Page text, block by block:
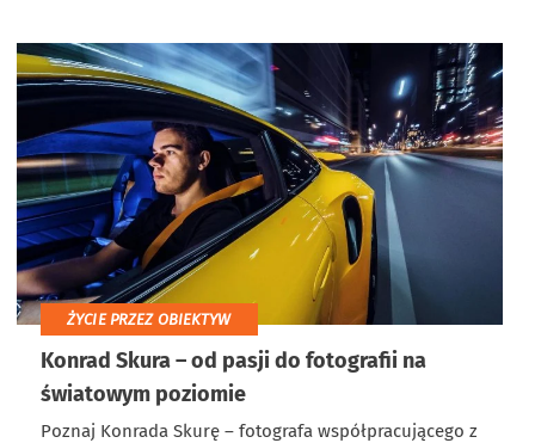
ŻYCIE PRZEZ OBIEKTYW
Konrad Skura – od pasji do fotografii na
światowym poziomie
Poznaj Konrada Skurę – fotografa współpracującego z